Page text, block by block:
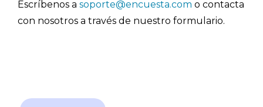
Escríbenos a soporte@encuesta.com o contacta
con nosotros a través de nuestro formulario.